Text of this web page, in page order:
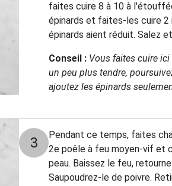
faites cuire 8 à 10 à
épinards et faites-les cuire 2
épinards aient réduit. Salez
Conseil : Vous faites cuire
un peu plus tendre,
ajoutez les épinards
3
Pendant ce temps, faites
2e poêle à feu moyen-vif et
peau. Baissez le feu,
Saupoudrez-le de poivre.